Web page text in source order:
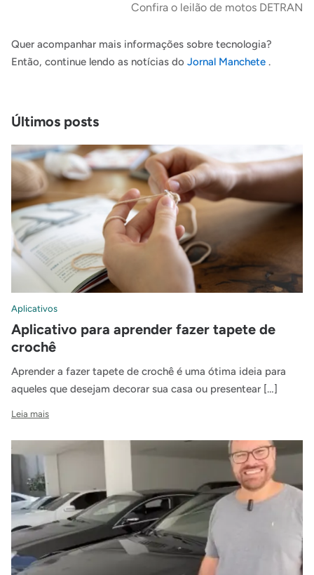
Confira o leilão de motos DETRAN
Quer acompanhar mais informações sobre tecnologia?
Então, continue lendo as notícias do Jornal Manchete .
Últimos posts
Aplicativos
Aplicativo para aprender fazer tapete de
crochê
Aprender a fazer tapete de crochê é uma ótima ideia para
aqueles que desejam decorar sua casa ou presentear […]
Leia mais